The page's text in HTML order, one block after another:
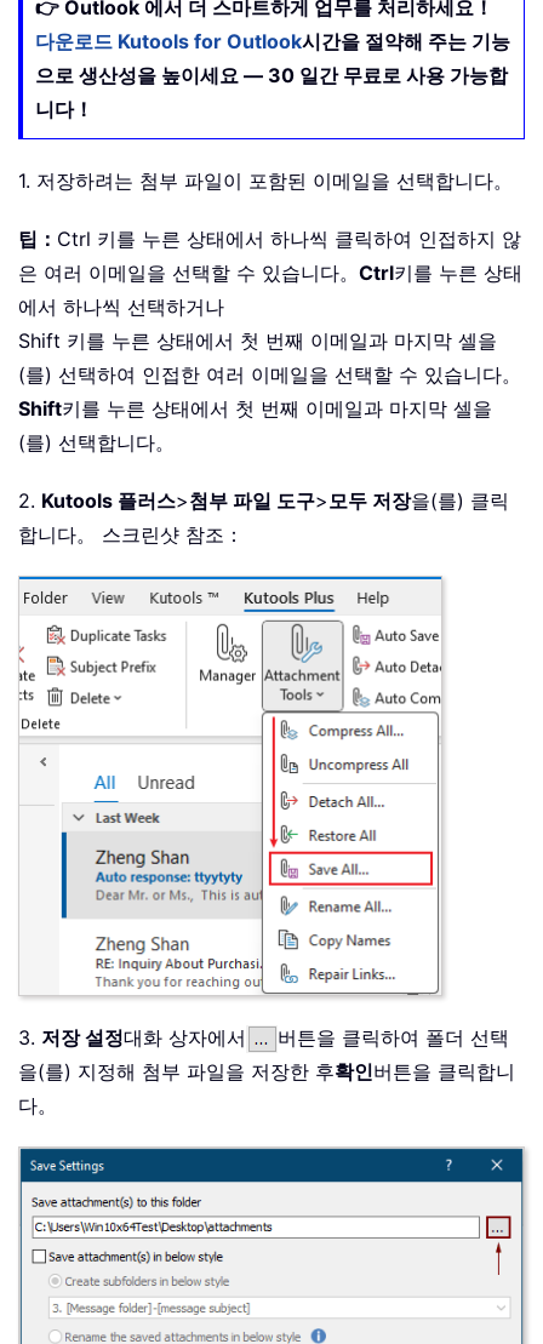
👉 Outlook 에서 더 스마트하게 업무를 처리하세요！
다운로드 Kutools for Outlook시간을 절약해 주는 기능
으로 생산성을 높이세요 — 30 일간 무료로 사용 가능합
니다！
1. 저장하려는 첨부 파일이 포함된 이메일을 선택합니다。
팁： Ctrl 키를 누른 상태에서 하나씩 클릭하여 인접하지 않
은 여러 이메일을 선택할 수 있습니다。 Ctrl키를 누른 상태
에서 하나씩 선택하거나
Shift 키를 누른 상태에서 첫 번째 이메일과 마지막 셀을
(를) 선택하여 인접한 여러 이메일을 선택할 수 있습니다。
Shift키를 누른 상태에서 첫 번째 이메일과 마지막 셀을
(를) 선택합니다。
2. Kutools 플러스>첨부 파일 도구>모두 저장을(를) 클릭
합니다。 스크린샷 참조：
3. 저장 설정대화 상자에서
버튼을 클릭하여 폴더 선택
을(를) 지정해 첨부 파일을 저장한 후확인버튼을 클릭합니
다。